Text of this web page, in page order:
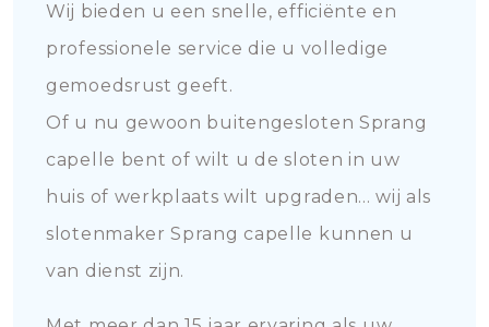
Wij bieden u een snelle, efficiënte en
professionele service die u volledige
gemoedsrust geeft.
Of u nu gewoon buitengesloten Sprang
capelle bent of wilt u de sloten in uw
huis of werkplaats wilt upgraden... wij als
slotenmaker Sprang capelle kunnen u
van dienst zijn.